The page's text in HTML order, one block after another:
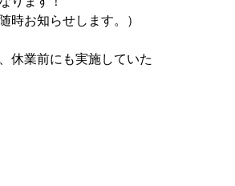
時お知らせします。）
休業前にも実施していた